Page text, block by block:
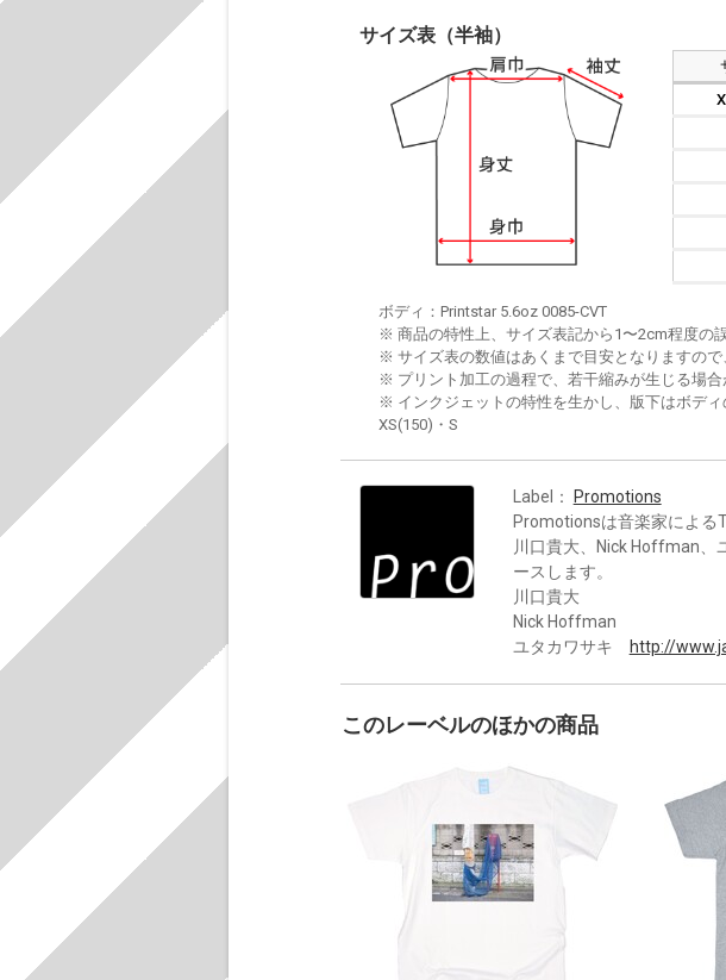
サイズ表（半袖）
ボディ：Printstar 5.6oz 0085-CVT
※ 商品の特性上、サイズ表記から1〜2cm程度の
※ サイズ表の数値はあくまで目安となりますの
※ プリント加工の過程で、若干縮みが生じる場合
※ インクジェットの特性を生かし、版下はボディ
XS(150)・S
Label：
Promotions
Promotionsは音楽家による
川口貴大、Nick Hoffman、
ースします。
川口貴大
Nick Hoffman
ユタカワサキ
http://
このレーベルのほかの商品